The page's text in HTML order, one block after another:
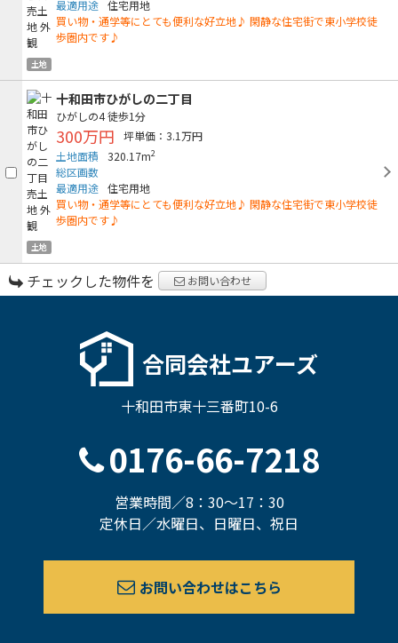
土地
最適用途 住宅用地
買い物・通学等にとても便利な好立地♪ 閑静な住宅街で東小学校徒
歩圏内です♪
土地
十和田市ひがしの二丁目
ひがしの4徒歩1分
300万円
坪単価：3.1万円
土地面積
320.17m2
総区画数
最適用途 住宅用地
買い物・通学等にとても便利な好立地♪ 閑静な住宅街で東小学校徒
歩圏内です♪
チェックした物件を お問い合わせ
合同会社ユアーズ
十和田市東十三番町10-6
0176-66-7218
営業時間／8：30～17：30
定休日／水曜日、日曜日、祝日
お問い合わせはこちら